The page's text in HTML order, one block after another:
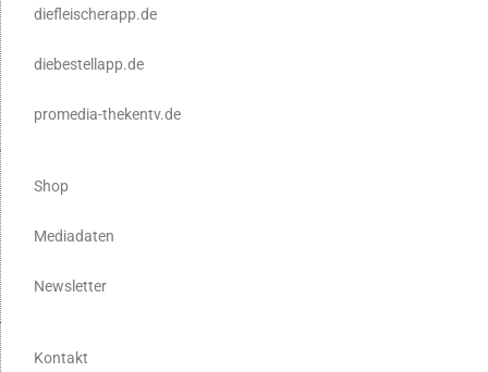
diefleischerapp.de
diebestellapp.de
promedia-thekentv.de
Shop
Mediadaten
Newsletter
Kontakt